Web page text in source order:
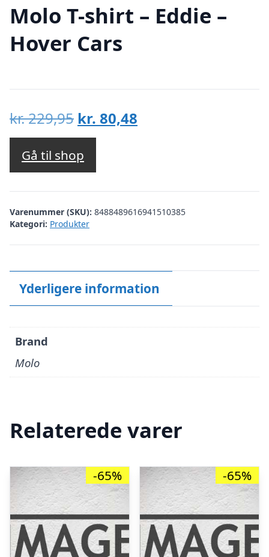
Molo T-shirt – Eddie –
Hover Cars
kr.229,95 Den
oprindelige
pris
var:
kr. 229,95.
kr. 80,48
kr. 80,48.
Gå til shop
Varenummer (SKU): 8488489616941510385
Kategori: Produkter
Yderligere information
Brand
Molo
Relaterede varer
-65% -65%